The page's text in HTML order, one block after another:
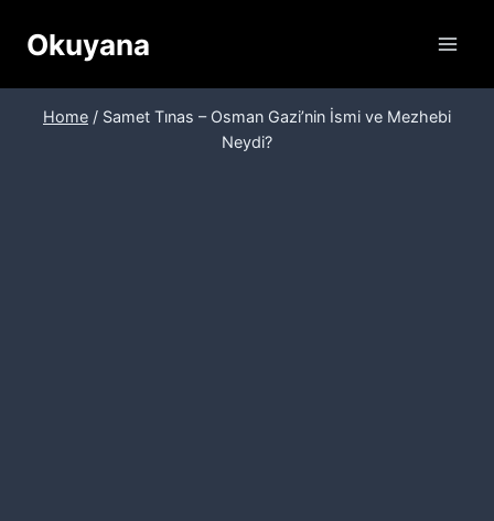
Okuyana
Home / Samet Tınas – Osman Gazi’nin İsmi ve Mezhebi
Neydi?